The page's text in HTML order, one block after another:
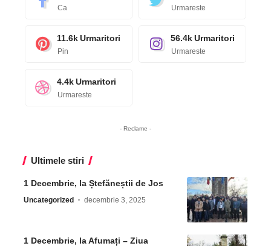
Ca Urmareste
11.6k Urmaritori
Pin
56.4k Urmaritori
Urmareste
4.4k Urmaritori
Urmareste
- Reclame -
Ultimele stiri
1 Decembrie, la Ștefăneștii de Jos
Uncategorized decembrie 3, 2025
1 Decembrie, la Afumați – Ziua